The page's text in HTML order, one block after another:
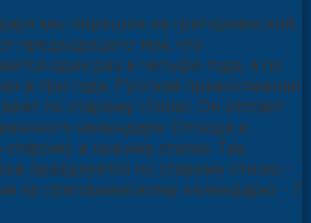
мы перешли на григорианский,
предыдущего тем, что
один раз в четыре года, а по
в три года. Русская православная
по старому стилю. Он отстает
календаря. Отсюда и
старому и новому стилю. Так,
празднуется по старому стилю -
по григорианскому календарю - 7